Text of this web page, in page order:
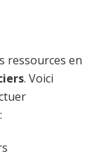
ressources en
. Voici